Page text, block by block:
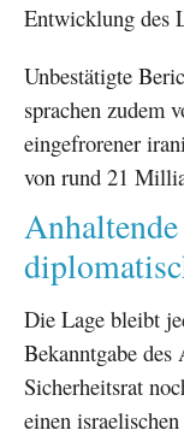
Entwicklung des
Unbestätigte
sprachen zudem
eingefrorener
von rund 21
Die Lage bleibt
Bekanntgabe
Sicherheitsrat
einen